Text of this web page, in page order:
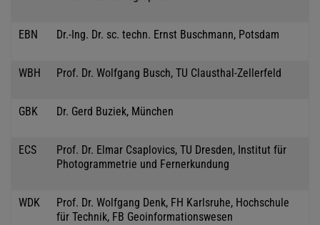
EBN Dr.-Ing. Dr. sc. techn. Ernst Buschmann, Potsdam
WBH Prof. Dr. Wolfgang Busch, TU Clausthal-Zellerfeld
GBK Dr. Gerd Buziek, München
ECS
Prof. Dr. Elmar Csaplovics, TU Dresden, Institut für
Photogrammetrie und Fernerkundung
WDK
Prof. Dr. Wolfgang Denk, FH Karlsruhe, Hochschule
für Technik, FB Geoinformationswesen